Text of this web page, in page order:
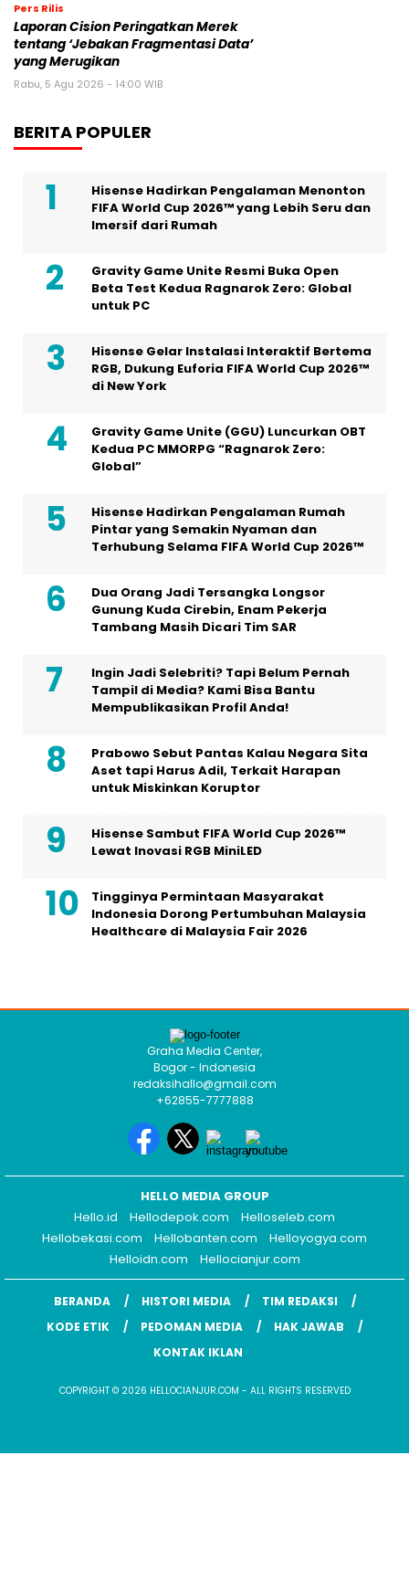
Pers Rilis
Laporan Cision Peringatkan Merek
tentang ‘Jebakan Fragmentasi Data’
yang Merugikan
Rabu, 5 Agu 2026 - 14:00 WIB
BERITA POPULER
Hisense Hadirkan Pengalaman Menonton
FIFA World Cup 2026™ yang Lebih Seru dan
Imersif dari Rumah
Gravity Game Unite Resmi Buka Open
Beta Test Kedua Ragnarok Zero: Global
untuk PC
Hisense Gelar Instalasi Interaktif Bertema
RGB, Dukung Euforia FIFA World Cup 2026™
di New York
Gravity Game Unite (GGU) Luncurkan OBT
Kedua PC MMORPG “Ragnarok Zero:
Global”
Hisense Hadirkan Pengalaman Rumah
Pintar yang Semakin Nyaman dan
Terhubung Selama FIFA World Cup 2026™
Dua Orang Jadi Tersangka Longsor
Gunung Kuda Cirebin, Enam Pekerja
Tambang Masih Dicari Tim SAR
Ingin Jadi Selebriti? Tapi Belum Pernah
Tampil di Media? Kami Bisa Bantu
Mempublikasikan Profil Anda!
Prabowo Sebut Pantas Kalau Negara Sita
Aset tapi Harus Adil, Terkait Harapan
untuk Miskinkan Koruptor
Hisense Sambut FIFA World Cup 2026™
Lewat Inovasi RGB MiniLED
Tingginya Permintaan Masyarakat
Indonesia Dorong Pertumbuhan Malaysia
Healthcare di Malaysia Fair 2026
Graha Media Center,
Bogor - Indonesia
redaksihallo@gmail.com
+62855-7777888
HELLO MEDIA GROUP
Hello.id
Hellodepok.com
Helloseleb.com
Hellobekasi.com
Hellobanten.com
Helloyogya.com
Helloidn.com
Hellocianjur.com
BERANDA HISTORI MEDIA
TIM REDAKSI
KODE ETIK
PEDOMAN MEDIA
HAK JAWAB
KONTAK IKLAN
COPYRIGHT © 2026 HELLOCIANJUR.COM - ALL RIGHTS RESERVED